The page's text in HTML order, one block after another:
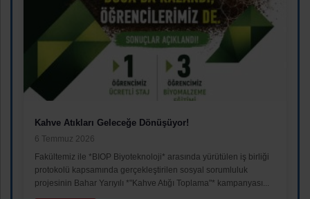
Kahve Atıkları Geleceğe Dönüşüyor!
6 Temmuz 2026
Fakültemiz ile *BIOP Biyoteknoloji* arasında yürütülen iş birliği
protokolü kapsamında gerçekleştirilen sosyal sorumluluk
projesinin Bahar Yarıyılı *"Kahve Atığı Toplama"* kampanyası...